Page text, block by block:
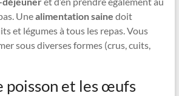
Unealimentation saine doit
et légumes à tous les repas. Vous
sous diverses formes (crus, cuits,
poisson et les œufs